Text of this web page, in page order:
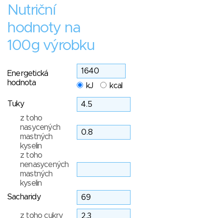
Nutriční
hodnoty na
100g výrobku
Energetická
hodnota
kJ kcal
Tuky
z toho
nasycených
mastných
kyselin
z toho
nenasycených
mastných
kyselin
Sacharidy
z toho cukry